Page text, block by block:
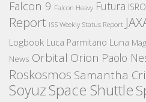
Falcon 9 Falcon Heavy Futura ISRO
Report ISS Weekly Status Report
Logbook Luca Parmitano Luna
News Orbital Orion Paolo
Roskosmos Samantha
SoyuzSpace Shuttle